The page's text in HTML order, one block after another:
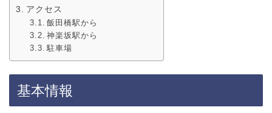
アクセス
飯田橋駅から
神楽坂駅から
駐車場
基本情報